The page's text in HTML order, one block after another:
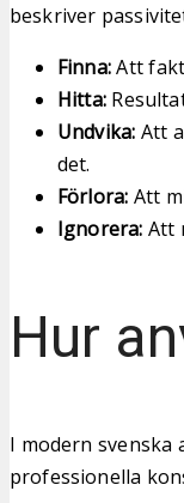
beskriver
Finna:Att
Hitta:
Undvika: Att
det.
Förlora: Att
Ignorera: Att
Hur
I modern svenska
professionella